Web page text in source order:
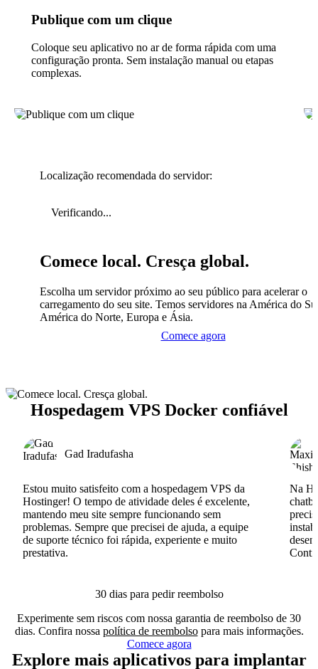
Publique com um clique
Coloque seu aplicativo no ar de forma rápida com uma
configuração pronta. Sem instalação manual ou etapas
complexas.
Localização recomendada do servidor:
Verificando...
Comece local. Cresça global.
Escolha um servidor próximo ao seu público para acelerar o
carregamento do seu site. Temos servidores na América do
América do Norte, Europa e Ásia.
Comece agora
Hospedagem VPS Docker confiável
Gad Iradufasha
Estou muito satisfeito com a hospedagem VPS da
Hostinger! O tempo de atividade deles é excelente,
mantendo meu site sempre funcionando sem
problemas. Sempre que precisei de ajuda, a equipe
de suporte técnico foi rápida, experiente e muito
prestativa.
Na
30 dias para pedir reembolso
Experimente sem riscos com nossa garantia de reembolso de 30
dias. Confira nossa política de reembolsopara mais informações.
Comece agora
Explore mais aplicativos para implantar